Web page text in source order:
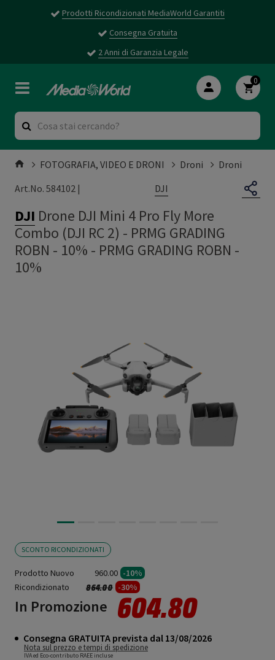
Prodotti Ricondizionati MediaWorld Garantiti
Consegna Gratuita
2 Anni di Garanzia Legale
0
FOTOGRAFIA, VIDEO E DRONI Droni
Droni
Art.No. 584102 |
DJI
DJI Drone DJI Mini 4 Pro Fly More
Combo (DJI RC 2) - PRMG GRADING
ROBN - 10% - PRMG GRADING ROBN -
10%
SCONTO RICONDIZIONATI
Prodotto Nuovo 960.00 -10%
Ricondizionato
Prezzo ridotto da
864.00a -30%
In Promozione 604.80
Consegna GRATUITA prevista dal 13/08/2026
Nota sul prezzo e tempi di spedizione
IVA ed Eco-contributo RAEE incluse